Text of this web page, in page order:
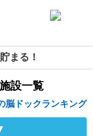
貯まる！
設一覧
脳ドックランキング